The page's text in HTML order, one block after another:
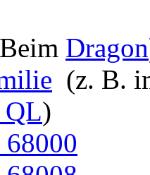
Dragon
(z. B.
QL)